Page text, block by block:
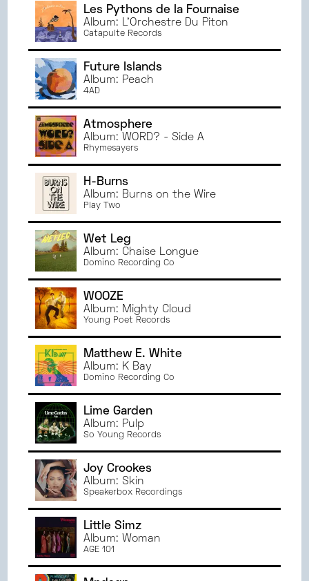
AVRIL
2023
MARS
2023
FÉVRIER
JANVIER
2023
JUIN2022
MAI2022
AVRIL
MARS
2022
Les Pythons de la Fournaise
Album: L'Orchestre Du Piton
Catapulte Records
Future Islands
Album: Peach
4AD
Atmosphere
Album: WORD? - Side A
Rhymesayers
H-Burns
Album: Burns on the Wire
Play Two
Wet Leg
Album: Chaise Longue
Domino Recording Co
WOOZE
Album: Mighty Cloud
Young Poet Records
Matthew E. White
Album: K Bay
Domino Recording Co
Lime Garden
Album: Pulp
So Young Records
Joy Crookes
Album: Skin
Speakerbox Recordings
Little Simz
Album: Woman
AGE 101